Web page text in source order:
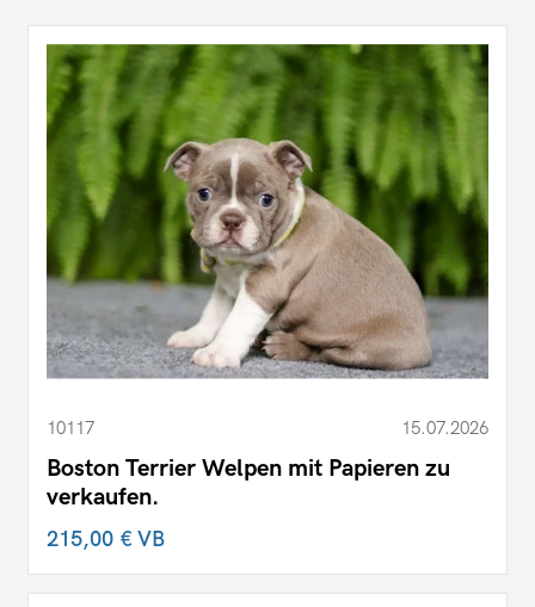
10117 15.07.2026
Boston Terrier Welpen mit Papieren zu
verkaufen.
215,00 €VB